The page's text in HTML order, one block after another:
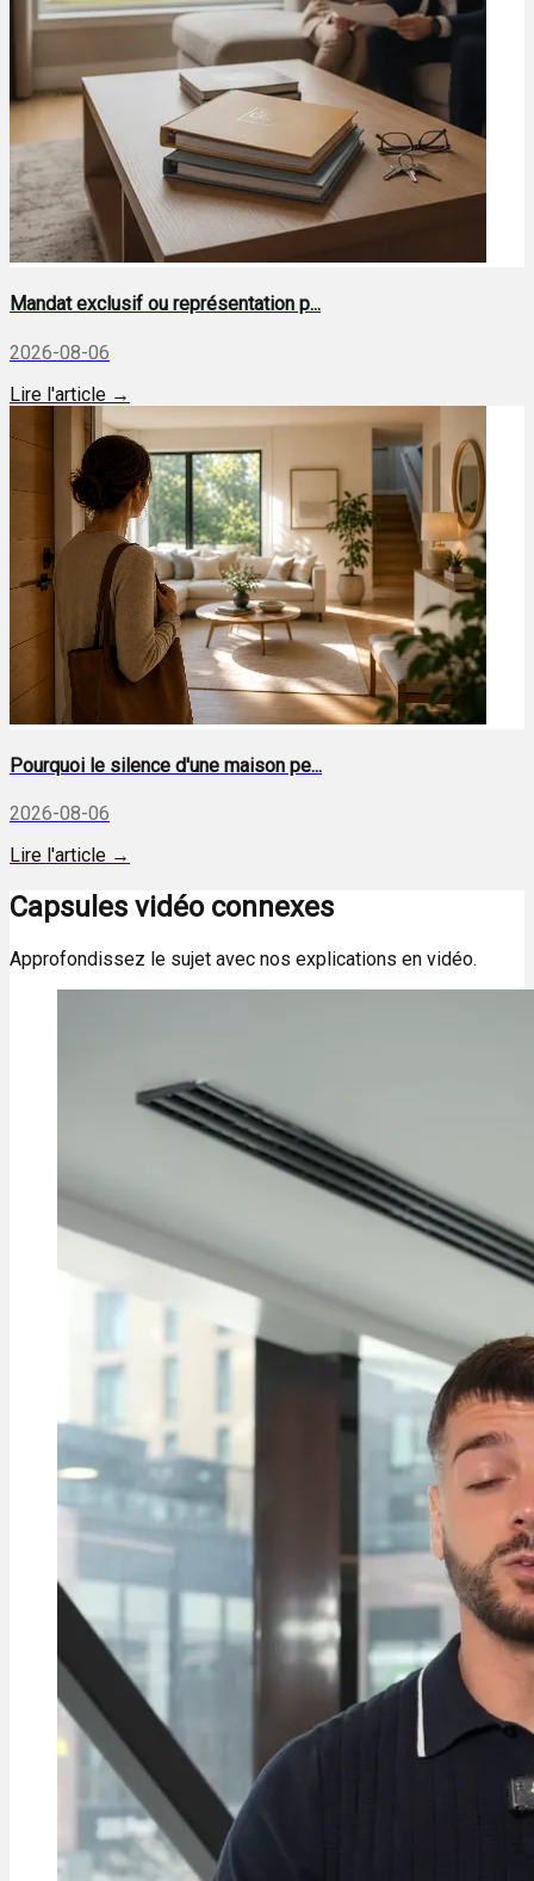
Mandat exclusif ou représentation p...
2026-08-06
Lire l'article →
Pourquoi le silence d'une maison pe...
2026-08-06
Lire l'article →
Capsules vidéo connexes
Approfondissez le sujet avec nos explications en vidéo.